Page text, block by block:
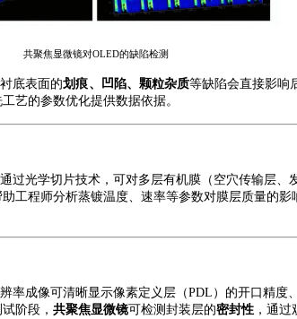
共聚焦显微镜对OLED的缺陷检测
底表面的划痕、凹陷、颗粒杂质等缺陷会直接影响
工艺的参数优化提供数据依据。
通过光学切片技术，可对多层有机膜（空穴传输层、
助工程师分析蒸镀温度、速率等参数对膜层质量的影
率成像可清晰显示像素定义层（PDL）的开口精度
阶段， 共聚焦显微镜可检测封装层的密封性 ，通